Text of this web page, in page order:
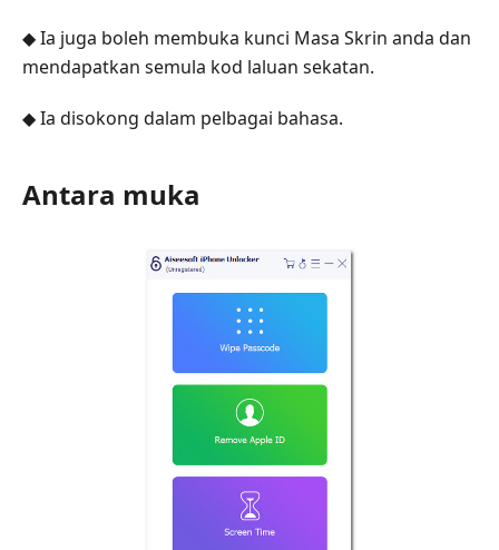
◆ Ia juga boleh membuka kunci Masa Skrin anda dan
mendapatkan semula kod laluan sekatan.
◆ Ia disokong dalam pelbagai bahasa.
Antara muka